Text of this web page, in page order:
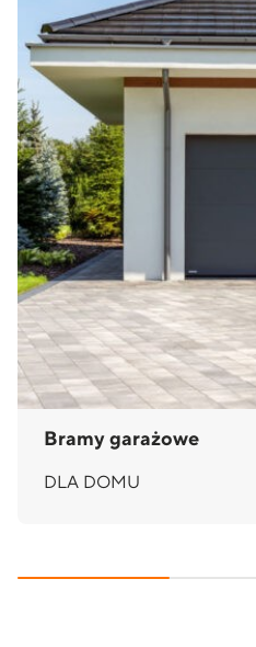
Bramy garażowe
DLA DOMU